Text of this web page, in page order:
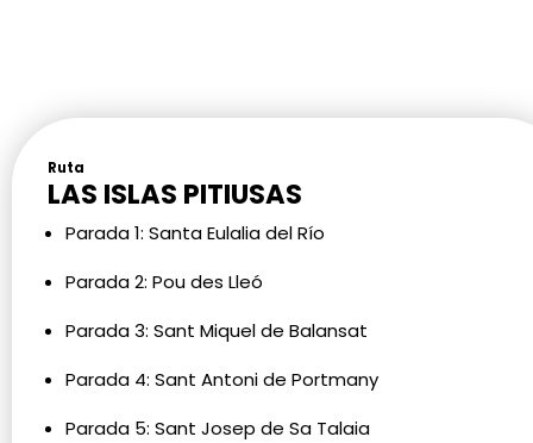
Ruta
LAS ISLAS PITIUSAS
Parada 1: Santa Eulalia del Río
Parada 2: Pou des Lleó
Parada 3: Sant Miquel de Balansat
Parada 4: Sant Antoni de Portmany
Parada 5: Sant Josep de Sa Talaia